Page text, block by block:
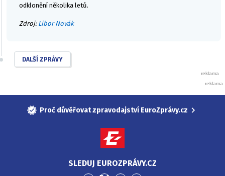
odklonění několika letů.
Zdroj: Libor Novák
DALŠÍ ZPRÁVY
Proč důvěřovat zpravodajství EuroZprávy.cz
SLEDUJ EUROZPRÁVY.CZ